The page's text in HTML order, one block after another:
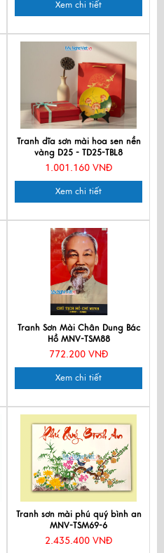
Xem chi tiết
Tranh dĩa sơn mài hoa sen nền
vàng D25 - TD25-TBL8
1.001.160 VNĐ
Xem chi tiết
Tranh Sơn Mài Chân Dung Bác
Hồ MNV-TSM88
772.200 VNĐ
Xem chi tiết
Tranh sơn mài phú quý bình an
MNV-TSM69-6
2.435.400 VNĐ